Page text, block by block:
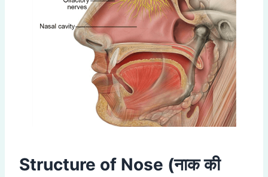
Structure of Nose (नाक की